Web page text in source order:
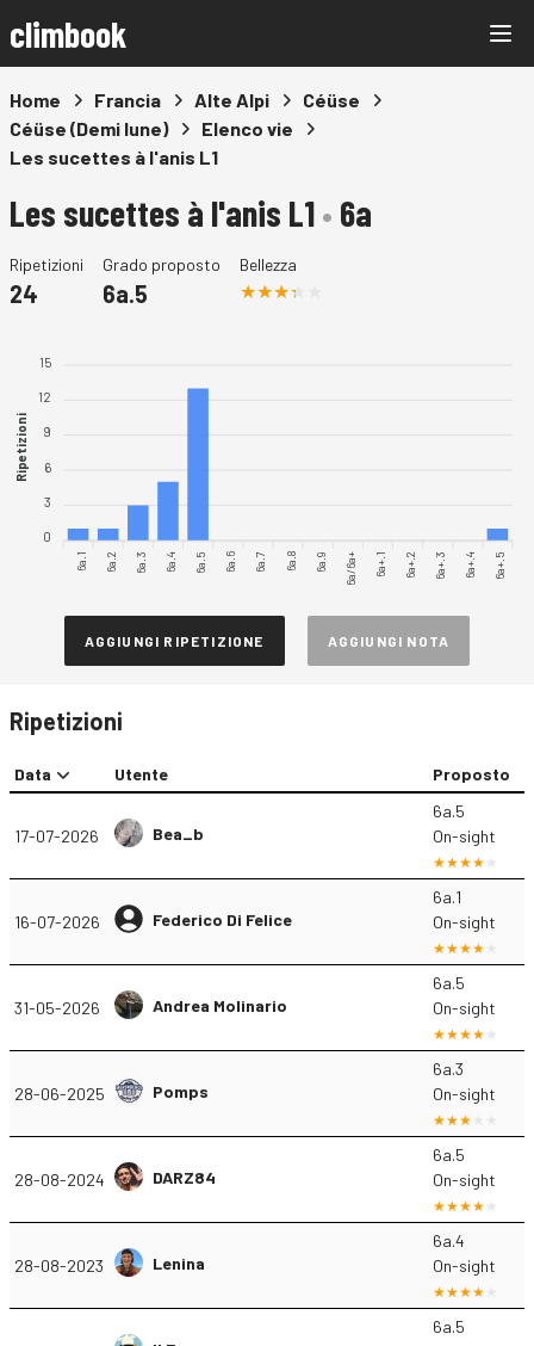
climbook
Home Francia Alte Alpi
Céüse
Céüse (Demi lune)
Elenco vie
Les sucettes à l'anis L1
Les sucettes à l'anis L1• 6a
Ripetizioni
24
Grado proposto
6a.5
Bellezza
15
12
9
6
3
0
Ripetizioni
6a.1 6a.2 6a.3 6a.4 6a.5 6a.6 6a.7 6a.8 6a.9 6a/6a+ 6a+.1 6a+.2 6a+.3 6a+.4 6a+.5
AGGIUNGI RIPETIZIONE AGGIUNGI NOTA
Ripetizioni
Data Utente Proposto
17-07-2026 Bea_b
6a.5
On-sight
16-07-2026 Federico Di Felice
6a.1
On-sight
31-05-2026 Andrea Molinario
6a.5
On-sight
28-06-2025 Pomps
6a.3
On-sight
28-08-2024 DARZ84
6a.5
On-sight
28-08-2023 Lenina
6a.4
On-sight
6a.5